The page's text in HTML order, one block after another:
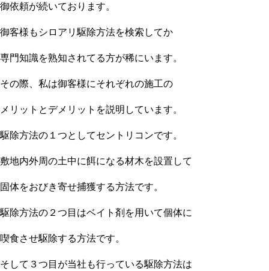
御依頼が続いております。
御客様もシロアリ駆除方法を検索してか
専門知識を熟知されてる方が稀にいます。
その際、私は御客様にそれぞれの施工の
メリットとデメリットを説明しています。
駆除方法の１つとしてセントリコンです。
敷地内外周の土中に餌になる材木を設置して
固体をおびき寄せ捕獲する方法です。
駆除方法の２つ目はベイト剤を用いて個体に
喫食させ駆除する方法です。
そして３つ目が当社も行っている駆除方法は